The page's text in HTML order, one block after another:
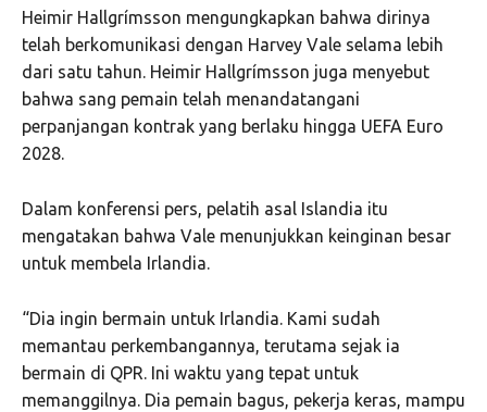
Heimir Hallgrímsson mengungkapkan bahwa dirinya
telah berkomunikasi dengan Harvey Vale selama lebih
dari satu tahun. Heimir Hallgrímsson juga menyebut
bahwa sang pemain telah menandatangani
perpanjangan kontrak yang berlaku hingga UEFA Euro
2028.
Dalam konferensi pers, pelatih asal Islandia itu
mengatakan bahwa Vale menunjukkan keinginan besar
untuk membela Irlandia.
“Dia ingin bermain untuk Irlandia. Kami sudah
memantau perkembangannya, terutama sejak ia
bermain di QPR. Ini waktu yang tepat untuk
memanggilnya. Dia pemain bagus, pekerja keras, mampu